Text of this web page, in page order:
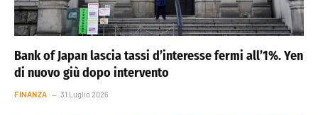
Bank of Japan lascia tassi d’interesse fermi all’1%. Yen
di nuovo giù dopo intervento
FINANZA 31 Luglio 2026